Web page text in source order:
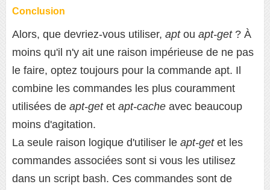
Conclusion
Alors, que devriez-vous utiliser, aptou apt-get? À
moins qu'il n'y ait une raison impérieuse de ne pas
le faire, optez toujours pour la commande apt. Il
combine les commandes les plus couramment
utilisées de apt-getet apt-cache avec beaucoup
moins d'agitation.
La seule raison logique d'utiliser le apt-getet les
commandes associées sont si vous les utilisez
dans un script bash. Ces commandes sont de